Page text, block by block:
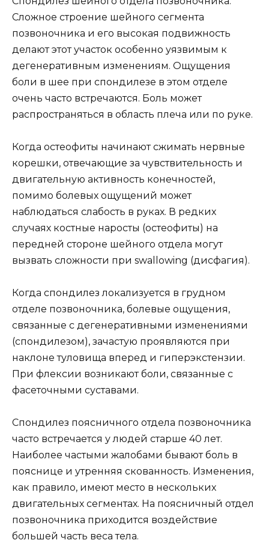
Сложное строение шейного сегмента
позвоночника и его высокая подвижность
делают этот участок особенно уязвимым к
дегенеративным изменениям. Ощущения
боли в шее при спондилезе в этом отделе
очень часто встречаются. Боль может
распространяться в область плеча или по руке.
Когда остеофиты начинают сжимать нервные
корешки, отвечающие за чувствительность и
двигательную активность конечностей,
помимо болевых ощущений может
наблюдаться слабость в руках. В редких
случаях костные наросты (остеофиты) на
передней стороне шейного отдела могут
вызвать сложности при swallowing (дисфагия).
Когда спондилез локализуется в грудном
отделе позвоночника, болевые ощущения,
связанные с дегенеративными изменениями
(спондилезом), зачастую проявляются при
наклоне туловища вперед и гиперэкстензии.
При флексии возникают боли, связанные с
фасеточными суставами.
Спондилез поясничного отдела позвоночника
часто встречается у людей старше 40 лет.
Наиболее частыми жалобами бывают боль в
пояснице и утренняя скованность. Изменения,
как правило, имеют место в нескольких
двигательных сегментах. На поясничный отдел
позвоночника приходится воздействие
большей часть веса тела.